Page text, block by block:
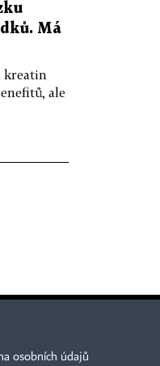
Má
kreatin
ale
osobních údajů